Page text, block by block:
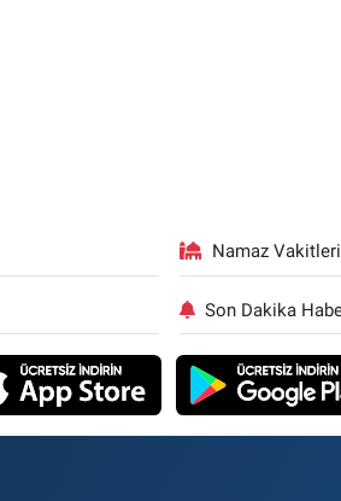
Namaz Vakitleri
Son Dakika